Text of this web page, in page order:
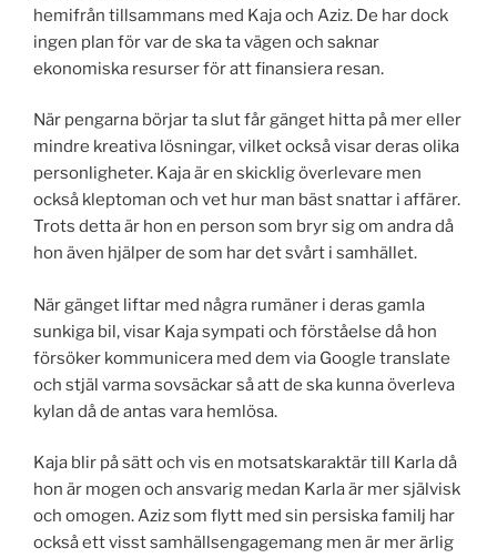
hemifrån tillsammans med Kaja och Aziz. De har dock
ingen plan för var de ska ta vägen och saknar
ekonomiska resurser för att finansiera resan.
När pengarna börjar ta slut får gänget hitta på mer eller
mindre kreativa lösningar, vilket också visar deras olika
personligheter. Kaja är en skicklig överlevare men
också kleptoman och vet hur man bäst snattar i affärer.
Trots detta är hon en person som bryr sig om andra då
hon även hjälper de som har det svårt i samhället.
När gänget liftar med några rumäner i deras gamla
sunkiga bil, visar Kaja sympati och förståelse då hon
försöker kommunicera med dem via Google translate
och stjäl varma sovsäckar så att de ska kunna överleva
kylan då de antas vara hemlösa.
Kaja blir på sätt och vis en motsatskaraktär till Karla då
hon är mogen och ansvarig medan Karla är mer självisk
och omogen. Aziz som flytt med sin persiska familj har
också ett visst samhällsengagemang men är mer ärlig